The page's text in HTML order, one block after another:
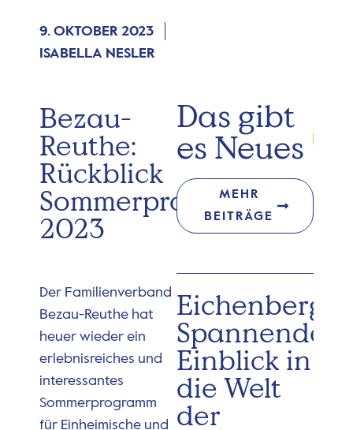
9. OKTOBER 2023
ISABELLA NESLER
Bezau-
Reuthe:
Rückblick
Sommerprogramm
2023
Der Familienverband
Bezau-Reuthe hat
heuer wieder ein
erlebnisreiches und
interessantes
Sommerprogramm
für Einheimische und
Das gibt
es Neues
MEHR
BEITRÄGE
Eichenberg:
Spannender
Einblick in
die Welt
der